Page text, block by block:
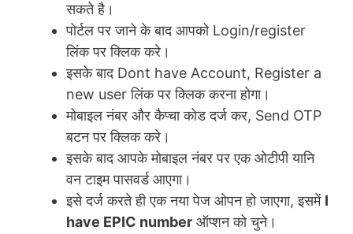
सकते है।
पोर्टल पर जाने के बाद आपको Login/register
लिंक पर क्लिक करे।
इसके बाद Dont have Account, Register a
new user लिंक पर क्लिक करना होगा।
मोबाइल नंबर और कैप्चा कोड दर्ज कर, Send OTP
बटन पर क्लिक करे।
इसके बाद आपके मोबाइल नंबर पर एक ओटीपी यानि
वन टाइम पासवर्ड आएगा।
इसे दर्ज करते ही एक नया पेज ओपन हो जाएगा, इसमें I
have EPIC number ऑप्शन को चुने।